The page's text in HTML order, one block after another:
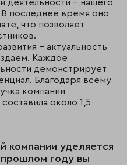
деятельности – нашего
последнее время оно
что позволяет
– актуальность
Каждое
демонстрирует
Благодаря всему
компании
около 1,5
компании уделяется
прошлом году вы